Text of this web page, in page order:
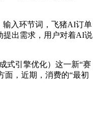
入环节词，飞猪AI订单
提出需求，用户对着AI说
式引擎优化）这一新“赛
，近期，消费的“最初